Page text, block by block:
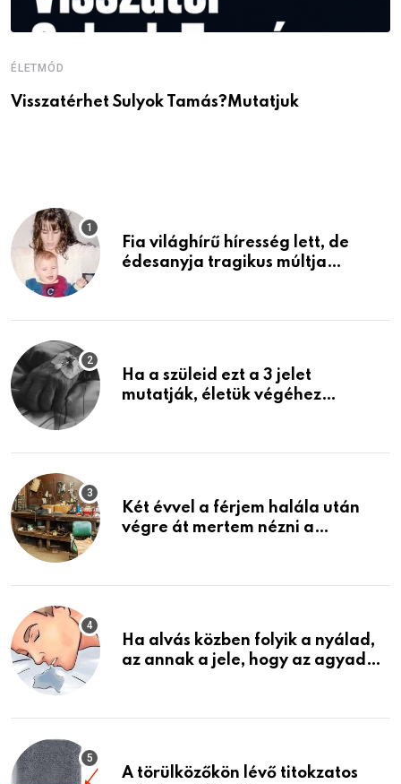
ÉLETMÓD
Visszatérhet Sulyok Tamás?Mutatjuk
Fia világhírű híresség lett, de
édesanyja tragikus múltja
Ha a szüleid ezt a 3 jelet
mutatják, életük végéhez
Két évvel a férjem halála után
végre át mertem nézni a
életemet
Ha alvás közben folyik a nyálad,
az annak a jele, hogy az agyad…
A törülközőkön lévő titokzatos